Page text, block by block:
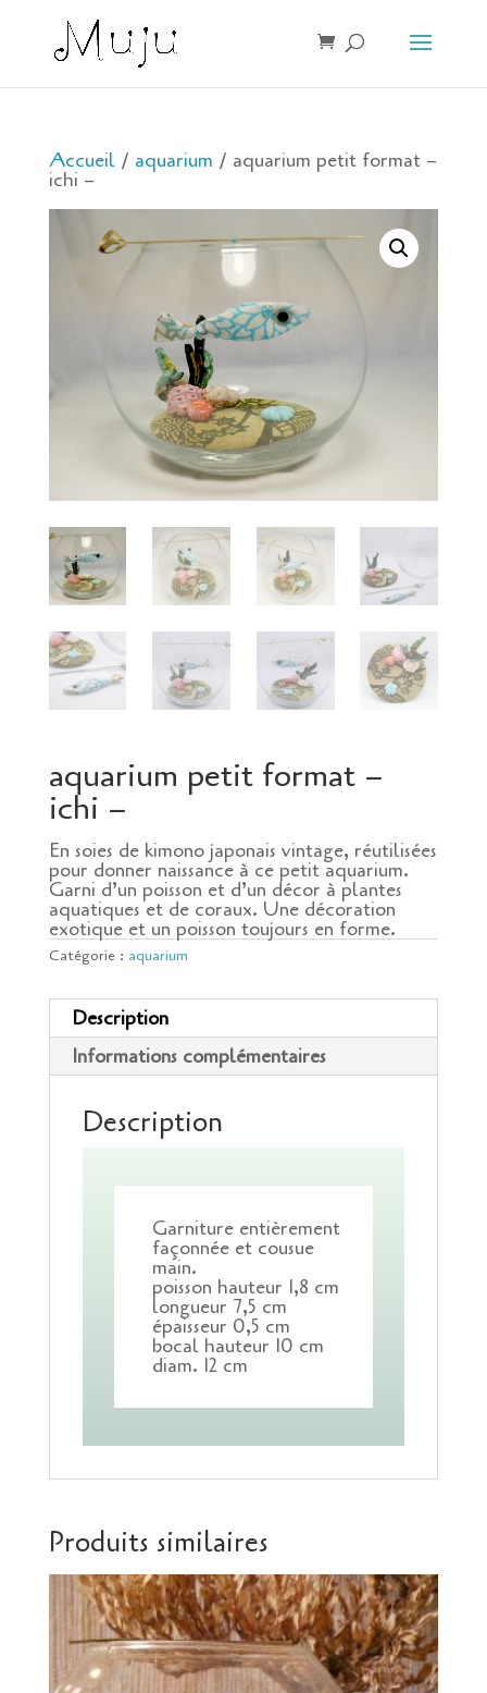
Accueil/ aquarium / aquarium petit format –
ichi –
aquarium petit format –
ichi –
En soies de kimono japonais vintage, réutilisées
pour donner naissance à ce petit aquarium.
Garni d’un poisson et d’un décor à plantes
aquatiques et de coraux. Une décoration
exotique et un poisson toujours en forme.
Catégorie : aquarium
Description
Informations complémentaires
Description
Garniture entièrement
façonnée et cousue
main.
poisson hauteur 1,8 cm
longueur 7,5 cm
épaisseur 0,5 cm
bocal hauteur 10 cm
diam. 12 cm
Produits similaires